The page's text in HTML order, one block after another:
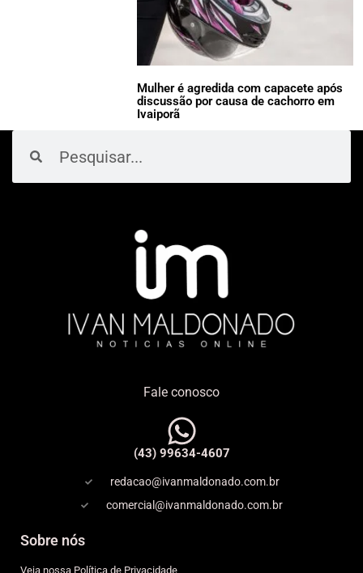
Mulher é agredida com capacete após
discussão por causa de cachorro em
Ivaiporã
Fale conosco
(43) 99634-4607
redacao@ivanmaldonado.com.br
comercial@ivanmaldonado.com.br
Sobre nós
Veja nossa Política de Privacidade